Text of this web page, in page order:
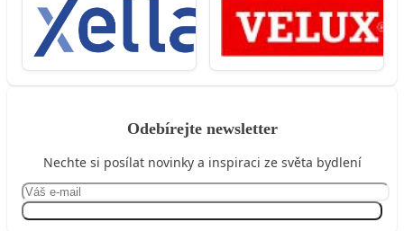
Odebírejte newsletter
Nechte si posílat novinky a inspiraci ze světa bydlení